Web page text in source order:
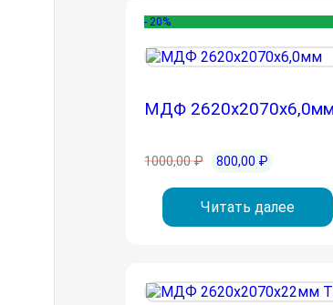
- 20%
МДФ 2620х2070х6,0мм
1000,00₽
Первоначальная
1000,00 ₽.
800,00 ₽
800,00 ₽.
Читать далее